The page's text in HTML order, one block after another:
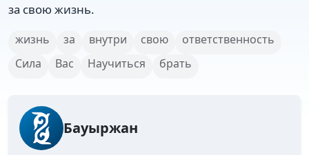
за свою жизнь.
жизнь за внутри свою
ответственность
Сила
Вас Научиться брать
Бауыржан